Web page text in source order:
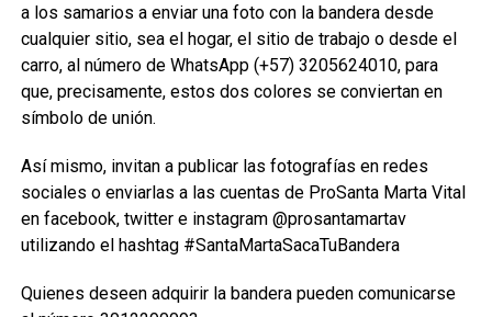
a los samarios a enviar una foto con la bandera desde
cualquier sitio, sea el hogar, el sitio de trabajo o desde el
carro, al número de WhatsApp (+57) 3205624010, para
que, precisamente, estos dos colores se conviertan en
símbolo de unión.
Así mismo, invitan a publicar las fotografías en redes
sociales o enviarlas a las cuentas de ProSanta Marta Vital
en facebook, twitter e instagram @prosantamartav
utilizando el hashtag #SantaMartaSacaTuBandera
Quienes deseen adquirir la bandera pueden comunicarse